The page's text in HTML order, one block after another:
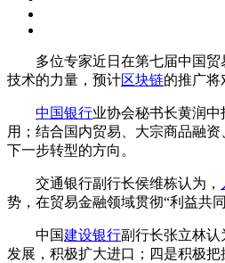
多位专家近日在第七届中国贸易
技术的力量，预计区块链的推广将
中国银行业协会秘书长黄润
用；结合国内贸易、大宗商品融
下一步转型的方向。
交通银行副行长侯维栋认为，
势，在贸易金融领域贯彻“利益共
中国建设银行副行长张立林
发展，积极扩大进口；四是积极